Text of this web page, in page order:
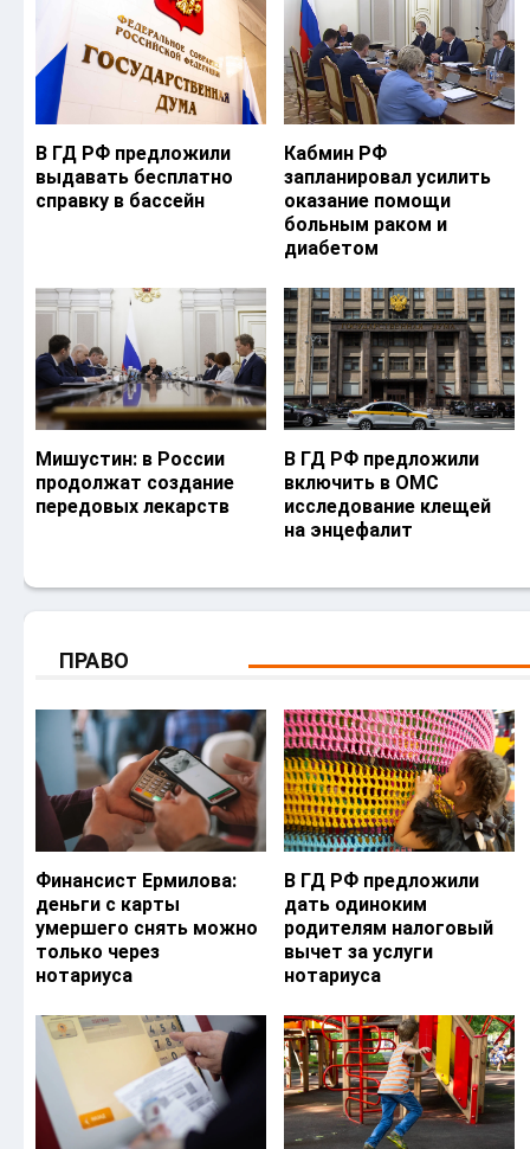
В ГД РФ предложили
выдавать бесплатно
справку в бассейн
Кабмин РФ
запланировал усилить
оказание помощи
больным раком и
диабетом
Мишустин: в России
продолжат создание
передовых лекарств
В ГД РФ предложили
включить в ОМС
исследование клещей
на энцефалит
ПРАВО
Финансист Ермилова:
деньги с карты
умершего снять можно
только через
нотариуса
В ГД РФ предложили
дать одиноким
родителям налоговый
вычет за услуги
нотариуса